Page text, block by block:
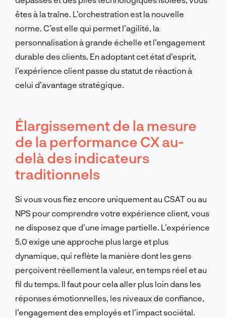
êtes à la traîne. L’orchestration est la nouvelle
norme. C’est elle qui permet l’agilité, la
personnalisation à grande échelle et l’engagement
durable des clients. En adoptant cet état d’esprit,
l’expérience client passe du statut de réaction à
celui d’avantage stratégique.
Élargissement de la mesure
de la performance CX au-
delà des indicateurs
traditionnels
Si vous vous fiez encore uniquement au CSAT ou au
NPS pour comprendre votre expérience client, vous
ne disposez que d’une image partielle. L’expérience
5.0 exige une approche plus large et plus
dynamique, qui reflète la manière dont les gens
perçoivent réellement la valeur, en temps réel et au
fil du temps. Il faut pour cela aller plus loin dans les
réponses émotionnelles, les niveaux de confiance,
l’engagement des employés et l’impact sociétal.